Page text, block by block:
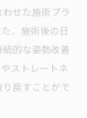
せた施術プラ
、施術後の日
的な姿勢改善
ストレートネ
戻すことがで